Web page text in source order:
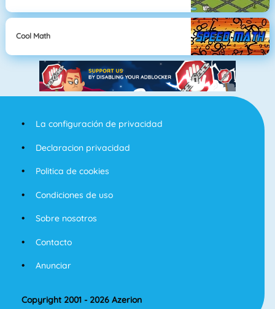
Cool Math
La configuración de privacidad
Declaracion privacidad
Politica de cookies
Condiciones de uso
Sobre nosotros
Contacto
Anunciar
Copyright 2001 - 2026 Azerion